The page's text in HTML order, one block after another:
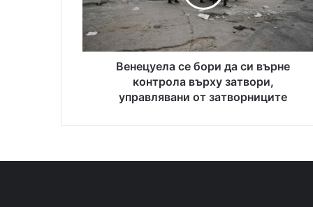
у
е
л
а
р
Венецуела се бори да си върне
контрола върху затвори,
управлявани от затворниците